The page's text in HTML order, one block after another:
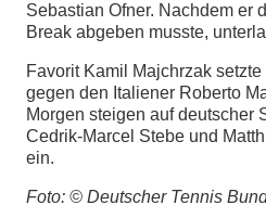
Sebastian Ofner. Nachdem er
Break abgeben musste,
Favorit Kamil Majchrzak
gegen den Italiener Roberto
Morgen steigen auf deutscher
Cedrik-Marcel Stebe und
ein.
Foto: © Deutscher Tennis